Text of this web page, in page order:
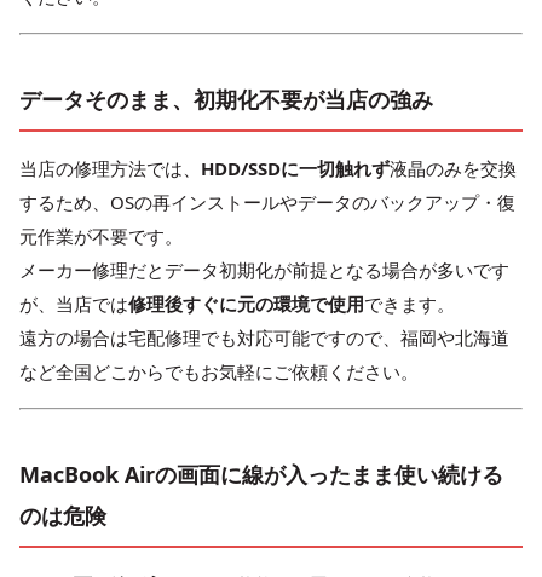
データそのまま、初期化不要が当店の強み
当店の修理方法では、 HDD/SSDに一切触れず液晶のみを交換
するため、OSの再インストールやデータのバックアップ・復
元作業が不要です。
メーカー修理だとデータ初期化が前提となる場合が多いです
が、当店では修理後すぐに元の環境で使用できます。
遠方の場合は宅配修理でも対応可能ですので、福岡や北海道
など全国どこからでもお気軽にご依頼ください。
MacBook Airの画面に線が入ったまま使い続ける
のは危険